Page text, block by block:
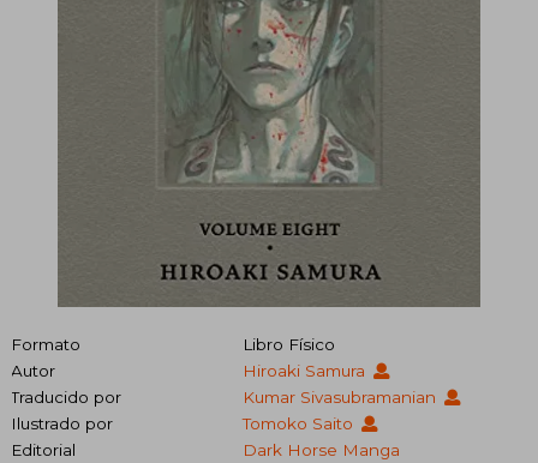
Formato
Libro Físico
Autor
Hiroaki Samura
Traducido por
Kumar Sivasubramanian
Ilustrado por
Tomoko Saito
Editorial
Dark Horse Manga